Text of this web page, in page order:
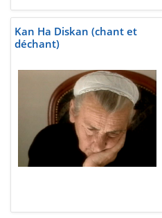
Kan Ha Diskan (chant et
déchant)